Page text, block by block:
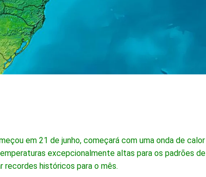
em 21 de junho, começará com uma onda de calor
excepcionalmente altas para os padrões de
recordes históricos para o mês.